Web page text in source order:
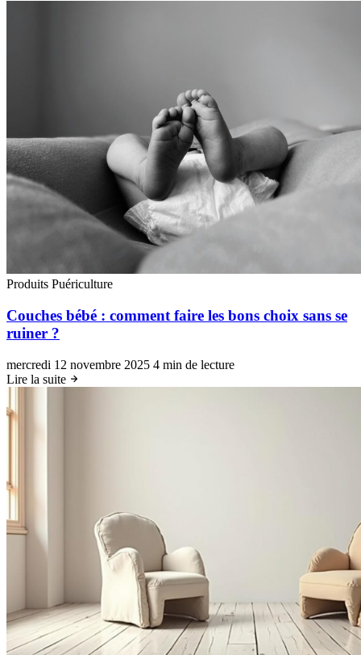
Produits Puériculture
Couches bébé : comment faire les bons choix sans se
ruiner ?
mercredi 12 novembre 2025 4 min de lecture
Lire la suite